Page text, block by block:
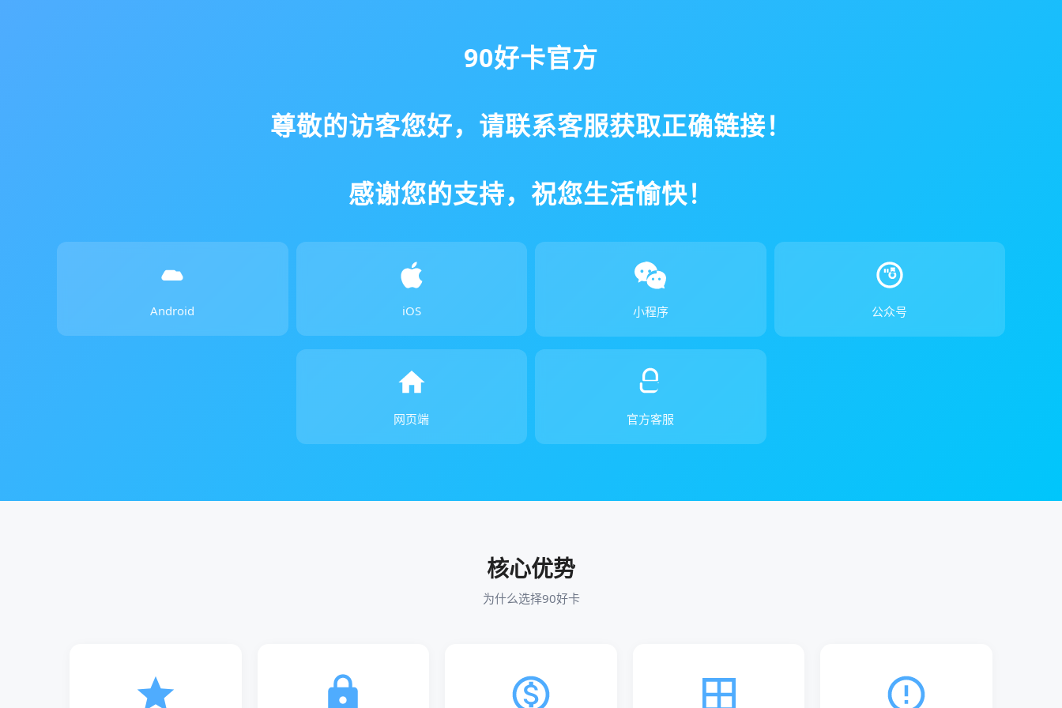
90好卡官方
尊敬的访客您好，请联系客服获取正确链接！
感谢您的支持，祝您生活愉快！
Android iOS 小程序 公众号
网页端 官方客服
核心优势
为什么选择90好卡